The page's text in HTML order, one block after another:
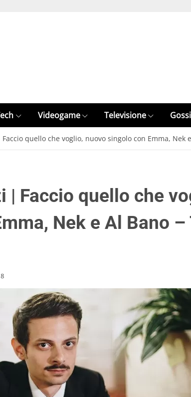
Videogame Televisione
quello che voglio, nuovo singolo con Emma, Nek
| Faccio quello che
Nek e Al Bano –